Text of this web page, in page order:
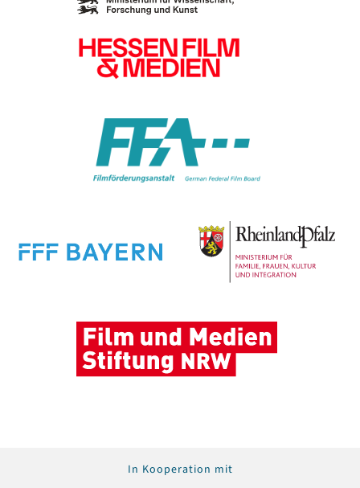
In Kooperation mit